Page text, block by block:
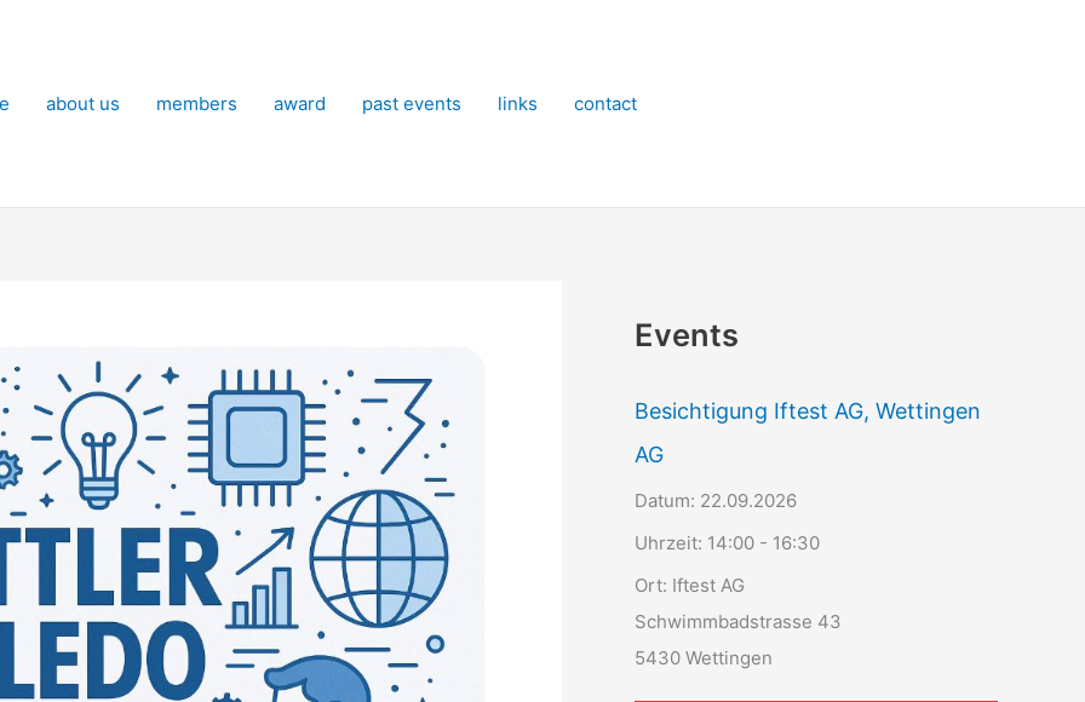
about us members award past events links contact
Events
Besichtigung Iftest AG, Wettingen
AG
Datum: 22.09.2026
Uhrzeit: 14:00 - 16:30
Ort: Iftest AG
Schwimmbadstrasse 43
5430 Wettingen